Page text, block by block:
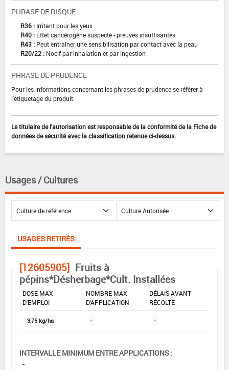
PHRASE DE RISQUE
R36 : Irritant pour les yeux
R40 : Effet cancérogène suspecté - preuves insuffisantes
R43 : Peut entraîner une sensibilisation par contact avec la peau
R20/22 : Nocif par inhalation et par ingestion
PHRASE DE PRUDENCE
Pour les informations concernant les phrases de prudence se référer à
l'étiquetage du produit.
Le titulaire de l'autorisation est responsable de la conformité de la Fiche de
données de sécurité avec la classification retenue ci-dessus.
Usages / Cultures
USAGES RETIRÉS
[12605905] Fruits à
pépins*Désherbage*Cult. Installées
DOSE MAX
D'EMPLOI
NOMBRE MAX
D'APPLICATION
DÉLAIS AVANT
RÉCOLTE
3,75 kg/ha - -
INTERVALLE MINIMUM ENTRE APPLICATIONS :
-